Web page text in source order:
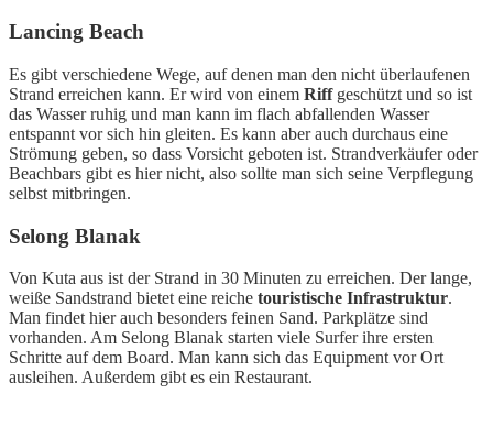
Lancing Beach
Es gibt verschiedene Wege, auf denen man den nicht überlaufenen
Strand erreichen kann. Er wird von einem Riffgeschützt und so ist
das Wasser ruhig und man kann im flach abfallenden Wasser
entspannt vor sich hin gleiten. Es kann aber auch durchaus eine
Strömung geben, so dass Vorsicht geboten ist. Strandverkäufer oder
Beachbars gibt es hier nicht, also sollte man sich seine Verpflegung
selbst mitbringen.
Selong Blanak
Von Kuta aus ist der Strand in 30 Minuten zu erreichen. Der lange,
weiße Sandstrand bietet eine reiche touristische Infrastruktur.
Man findet hier auch besonders feinen Sand. Parkplätze sind
vorhanden. Am Selong Blanak starten viele Surfer ihre ersten
Schritte auf dem Board. Man kann sich das Equipment vor Ort
ausleihen. Außerdem gibt es ein Restaurant.